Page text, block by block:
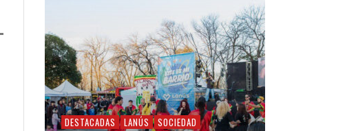
DESTACADAS LANÚS SOCIEDAD